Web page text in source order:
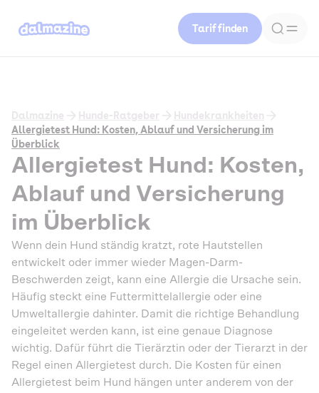
Tarif finden
Dalmazine Hunde-Ratgeber
Hundekrankheiten
Allergietest Hund: Kosten, Ablauf und Versicherung im
Überblick
Allergietest Hund: Kosten,
Ablauf und Versicherung
im Überblick
Wenn dein Hund ständig kratzt, rote Hautstellen
entwickelt oder immer wieder Magen-Darm-
Beschwerden zeigt, kann eine Allergie die Ursache sein.
Häufig steckt eine Futtermittelallergie oder eine
Umweltallergie dahinter. Damit die richtige Behandlung
eingeleitet werden kann, ist eine genaue Diagnose
wichtig. Dafür führt die Tierärztin oder der Tierarzt in der
Regel einen Allergietest durch. Die Kosten für einen
Allergietest beim Hund hängen unter anderem von der